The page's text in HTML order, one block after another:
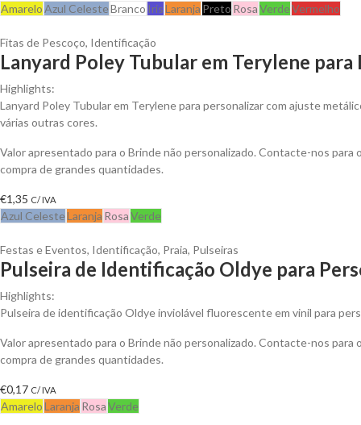
AmareloAzul CelesteBranco IrisLaranja Preto RosaVerdeVermelho
Fitas de Pescoço, Identificação
Lanyard Poley Tubular em Terylene para
Highlights:
Lanyard Poley Tubular em Terylene para personalizar com ajuste
várias outras cores.
Valor apresentado para o Brinde não personalizado. Contacte-nos para
compra de grandes quantidades.
€1,35 C/ IVA
Azul CelesteLaranja RosaVerde
Festas e Eventos, Identificação, Praia, Pulseiras
Pulseira de Identificação Oldye para
Highlights:
Pulseira de identificação Oldye inviolável fluorescente em vinil para
Valor apresentado para o Brinde não personalizado. Contacte-nos para
compra de grandes quantidades.
€0,17 C/ IVA
AmareloLaranja RosaVerde